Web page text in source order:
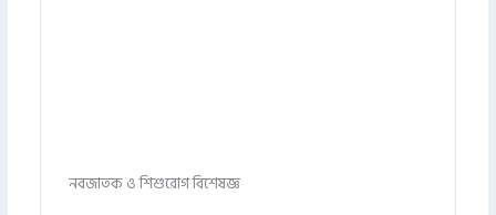
নবজাতক ও শিশুরোগ বিশেষজ্ঞ